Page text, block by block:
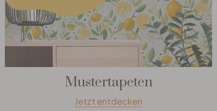
Mustertapeten
Jetzt entdecken